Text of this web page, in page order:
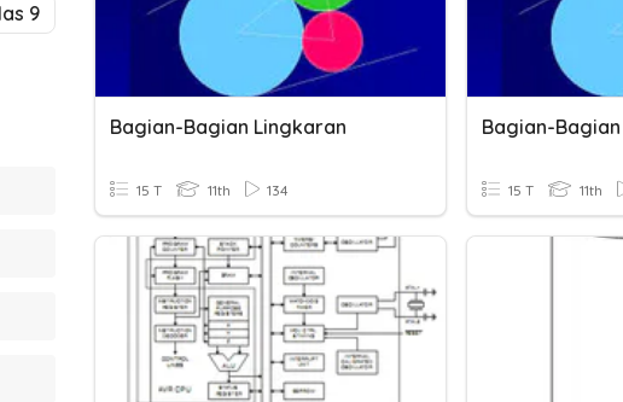
9
Bagian-Bagian Lingkaran
15 T 11th 134
Bagian-
15 T 11th